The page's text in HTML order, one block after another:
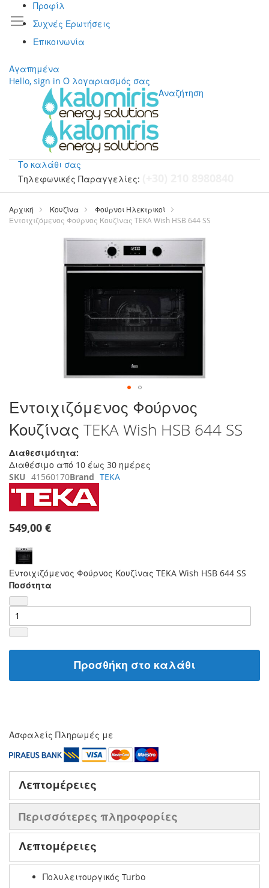
Προφίλ
Συχνές Ερωτήσεις
Επικοινωνία
Αγαπημένα
Hello, sign in Ο λογαριασμός σας
Αναζήτηση
Το καλάθι σας
Τηλεφωνικές Παραγγελίες:
Μετάβαση
περιεχόμενο
Αρχική Κουζίνα
Φούρνοι Ηλεκτρικοί
Εντοιχιζόμενος Φούρνος Κουζίνας TEKA Wish HSB 644 SS
Μετάβαση
στην
αρχή
της
συλλογής
εικόνων
Εντοιχιζόμενος Φούρνος
Κουζίνας TEKA Wish HSB 644 SS
Διαθεσιμότητα:
Διαθέσιμο από 10 έως 30 ημέρες
SKU 41560170Brand TEKA
549,00 €
Εντοιχιζόμενος Φούρνος Κουζίνας TEKA Wish HSB 644 SS
Ποσότητα
Προσθήκη στο καλάθι
Ασφαλείς Πληρωμές με
Λεπτομέρειες
Περισσότερες πληροφορίες
Λεπτομέρειες
Πολυλειτουργικός Turbo